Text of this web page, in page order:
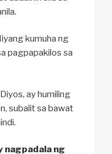
kumuha ng
pagpapakilos sa
ay humiling
subalit sa bawat
nagpadala ng